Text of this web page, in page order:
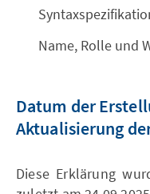
Name, Rolle und
Datum der
Aktualisierung
Diese Erklärung